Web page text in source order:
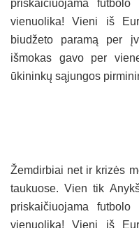
priskaičiuojama
vienuolika! Vieni iš
biudžeto paramą per
išmokas gavo per
ūkininkų sąjungos
Žemdirbiai net ir krizės
taukuose. Vien tik
priskaičiuojama
vienuolika! Vieni iš